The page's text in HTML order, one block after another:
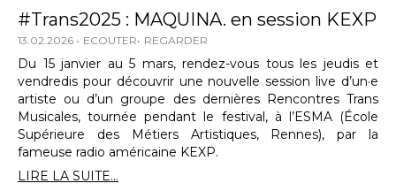
#Trans2025 : MAQUINA. en session KEXP
13.02.2026 ECOUTER REGARDER
Du 15 janvier au 5 mars, rendez-vous tous les jeudis et
vendredis pour découvrir une nouvelle session live d’un·e
artiste ou d’un groupe des dernières Rencontres Trans
Musicales, tournée pendant le festival, à l’ESMA (École
Supérieure des Métiers Artistiques, Rennes), par la
fameuse radio américaine KEXP.
LIRE LA SUITE...